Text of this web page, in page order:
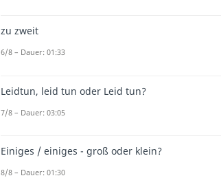
zu zweit
6/8 – Dauer: 01:33
Leidtun, leid tun oder Leid tun?
7/8 – Dauer: 03:05
Einiges / einiges - groß oder klein?
8/8 – Dauer: 01:30